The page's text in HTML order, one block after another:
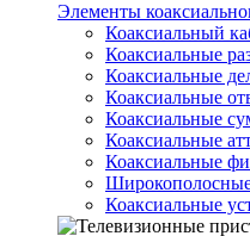
Элементы
Коаксиальный
Коаксиальные
Коаксиальные
Коаксиальные
Коаксиальные
Коаксиальные
Коаксиальные
Коаксиальные